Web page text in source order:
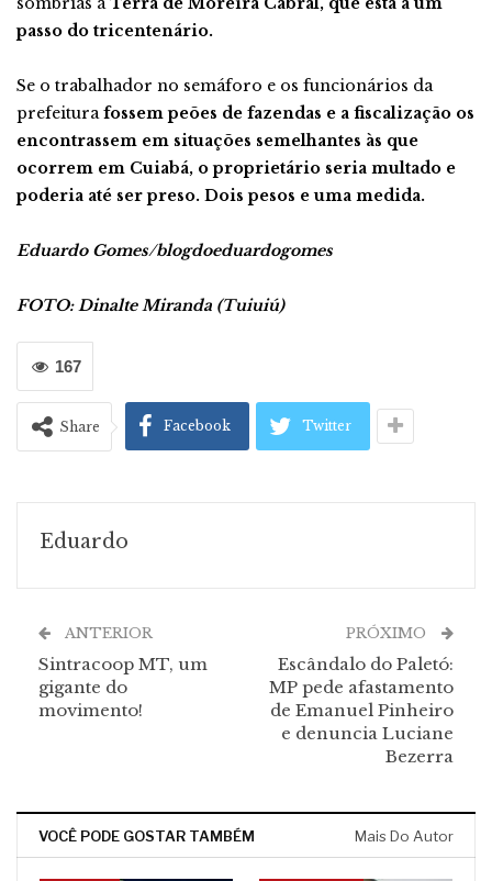
passo do tricentenário.
Se o trabalhador no semáforo e os funcionários da
prefeiturafossem peões de fazendas e a fiscalização os
encontrassem em situações semelhantes às que
ocorrem em Cuiabá, o proprietário seria multado e
poderia até ser preso. Dois pesos e uma medida.
Eduardo Gomes/blogdoeduardogomes
FOTO: Dinalte Miranda (Tuiuiú)
167
Share Facebook Twitter
Eduardo
ANTERIOR
Sintracoop MT, um
gigante do
movimento!
PRÓXIMO
Escândalo do Paletó:
MP pede afastamento
de Emanuel Pinheiro
e denuncia Luciane
Bezerra
VOCÊ PODE GOSTAR TAMBÉM Mais Do Autor